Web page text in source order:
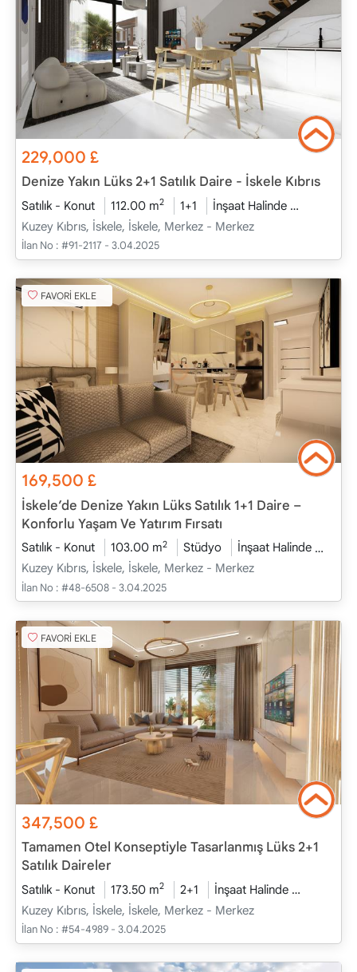
229,000£
Denize Yakın Lüks 2+1 Satılık Daire - İskele Kıbrıs
Satılık - Konut 112.00 m2 1+1 İnşaat Halinde
Kuzey Kıbrıs, İskele, İskele, Merkez - Merkez
İlan No : #91-2117 - 3.04.2025
FAVORİ EKLE
169,500£
İskele’de Denize Yakın Lüks Satılık 1+1 Daire –
Konforlu Yaşam Ve Yatırım Fırsatı
Satılık - Konut 103.00 m2 Stüdyo İnşaat Halinde
Kuzey Kıbrıs, İskele, İskele, Merkez - Merkez
İlan No : #48-6508 - 3.04.2025
FAVORİ EKLE
347,500£
Tamamen Otel Konseptiyle Tasarlanmış Lüks 2+1
Satılık Daireler
Satılık - Konut 173.50 m2 2+1 İnşaat Halinde
Kuzey Kıbrıs, İskele, İskele, Merkez - Merkez
İlan No : #54-4989 - 3.04.2025